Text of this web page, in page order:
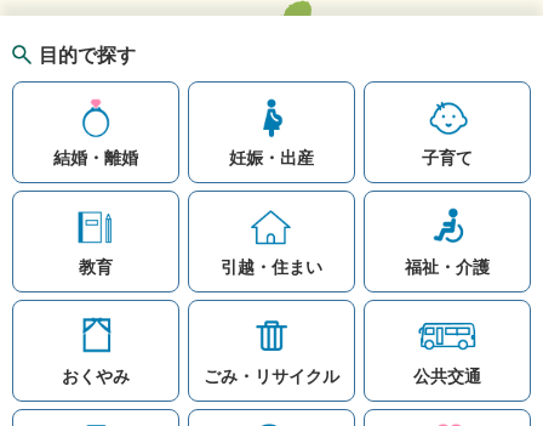
目的で探す
結婚・離婚 妊娠・出産 子育て
教育 引越・住まい 福祉・介護
おくやみ ごみ・リサイクル 公共交通
お問い合わせ
リンク集